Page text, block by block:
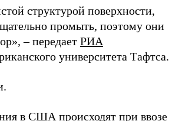
структурой поверхности,
промыть, поэтому они
– передает РИА
университета Тафтса.
в США происходят при ввозе